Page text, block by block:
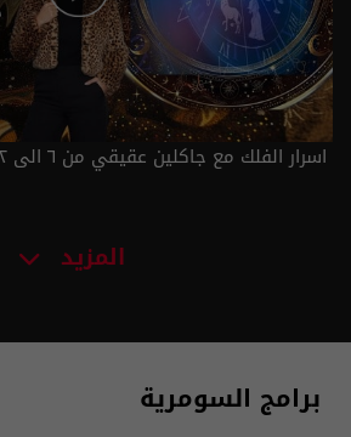
اسرار الفلك مع جاكلين عقيقي من ٦ الى ١٢ حزيران ٢٠٢٦ | 2026
المزيد
برامج السومرية